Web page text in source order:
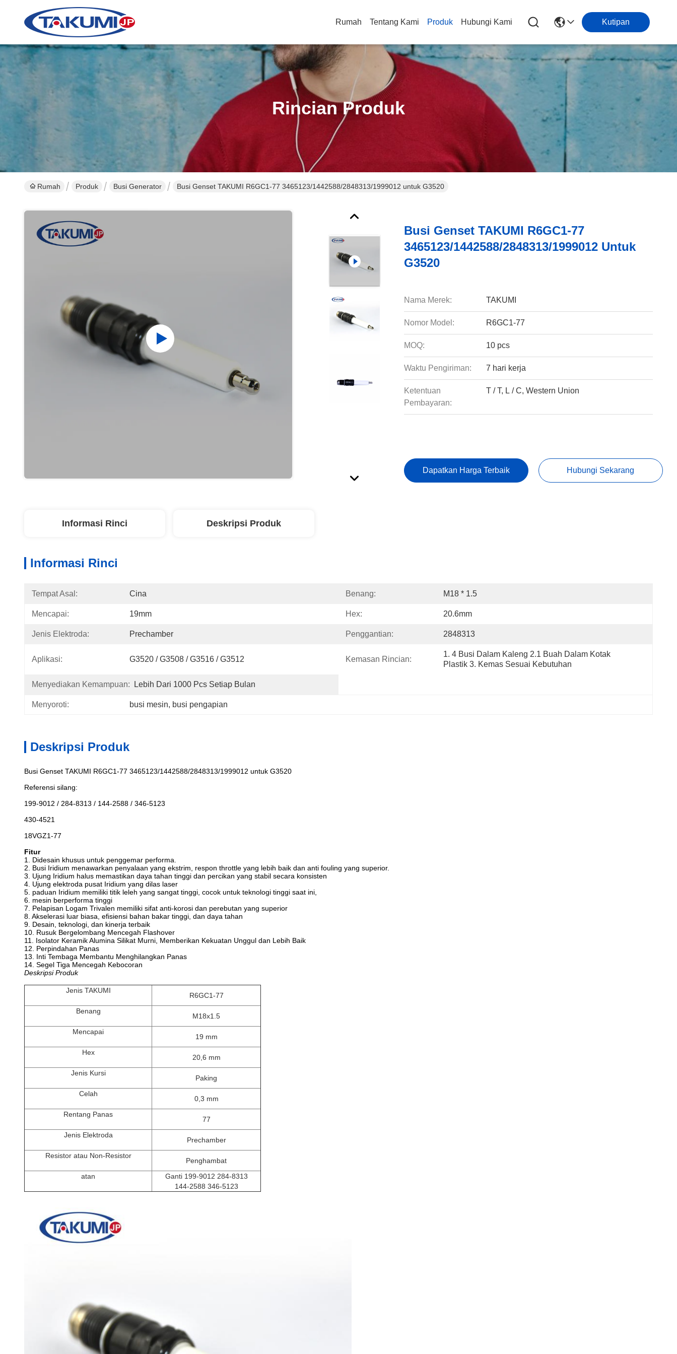
Rumah Tentang Kami Produk Hubungi Kami Kutipan
Rincian Produk
Rumah Produk Busi Generator Busi Genset TAKUMI R6GC1-77 3465123/1442588/2848313/1999012 untuk G3520
Busi Genset TAKUMI R6GC1-77
3465123/1442588/2848313/1999012 Untuk
G3520
Nama Merek: TAKUMI
Nomor Model: R6GC1-77
MOQ: 10 pcs
Waktu Pengiriman: 7 hari kerja
Ketentuan
Pembayaran:
T / T, L / C, Western Union
Dapatkan Harga Terbaik Hubungi Sekarang
Informasi Rinci Deskripsi Produk
Informasi Rinci
Tempat Asal: Cina Benang: M18 * 1.5
Mencapai: 19mm Hex: 20.6mm
Jenis Elektroda: Prechamber Penggantian: 2848313
Aplikasi: G3520 / G3508 / G3516 / G3512 Kemasan Rincian:
1. 4 Busi Dalam Kaleng 2.1 Buah Dalam Kotak
Plastik 3. Kemas Sesuai Kebutuhan
Menyediakan Kemampuan: Lebih Dari 1000 Pcs Setiap Bulan
Menyoroti: busi mesin, busi pengapian
Deskripsi Produk
Busi Genset TAKUMI R6GC1-77 3465123/1442588/2848313/1999012 untuk G3520
Referensi silang:
199-9012 / 284-8313 / 144-2588 / 346-5123
430-4521
18VGZ1-77
Fitur
1. Didesain khusus untuk penggemar performa.
2. Busi Iridium menawarkan penyalaan yang ekstrim, respon throttle yang lebih baik dan anti fouling yang superior.
3. Ujung Iridium halus memastikan daya tahan tinggi dan percikan yang stabil secara konsisten
4. Ujung elektroda pusat Iridium yang dilas laser
5. paduan Iridium memiliki titik leleh yang sangat tinggi, cocok untuk teknologi tinggi saat ini,
6. mesin berperforma tinggi
7. Pelapisan Logam Trivalen memiliki sifat anti-korosi dan perebutan yang superior
8. Akselerasi luar biasa, efisiensi bahan bakar tinggi, dan daya tahan
9. Desain, teknologi, dan kinerja terbaik
10. Rusuk Bergelombang Mencegah Flashover
11. Isolator Keramik Alumina Silikat Murni, Memberikan Kekuatan Unggul dan Lebih Baik
12. Perpindahan Panas
13. Inti Tembaga Membantu Menghilangkan Panas
14. Segel Tiga Mencegah Kebocoran
Deskripsi Produk
Jenis TAKUMI
R6GC1-77
Benang
M18x1.5
Mencapai
19 mm
Hex
20,6 mm
Jenis Kursi
Paking
Celah
0,3 mm
Rentang Panas
77
Jenis Elektroda
Prechamber
Resistor atau Non-Resistor
Penghambat
atan
Ganti 199-9012 284-8313
144-2588 346-5123